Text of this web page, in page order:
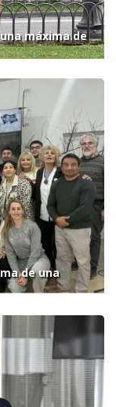
máxima de
de una